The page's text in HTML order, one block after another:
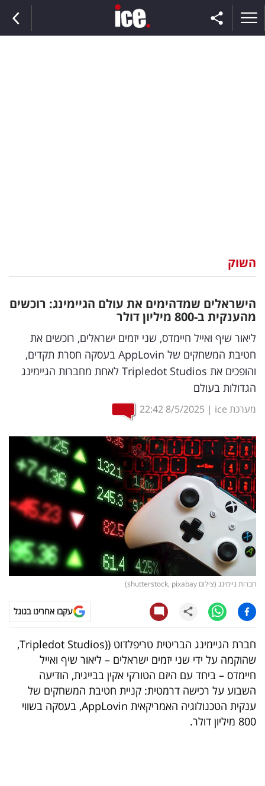
וצרכנות
דיגיטל
וטק
שיווק
ופרסום
משפט
מדדים
ומחקרים
דעות
רכילות
עסקית
קריפטו
ויראלי
טלוויזיה
עסקי
ספורט
קריירה
ולימודים
השוק
הישראלים שמדהימים את עולם הגיימינג: רוכשים
מהענקית ב-800 מיליון דולר
ליאור שיף ואייל חיימדס, שני יזמים ישראלים, רוכשים את
חטיבת המשחקים של AppLovin בעסקה חסרת תקדים,
והופכים את Tripledot Studios לאחת מחברות הגיימינג
הגדולות בעולם
מערכת ice |
8/5/2025
22:42
חברות גיימינג (צילום shutterstock, pixabay)
עקבו אחרינו בגוגל
חברת הגיימינג הבריטית טריפלדוט ((Tripledot Studios,
שהוקמה על ידי שני יזמים ישראלים – ליאור שיף ואייל
חיימדס – ביחד עם היזם הטורקי אקין בבייגית, הודיעה
השבוע על רכישה דרמטית: קניית חטיבת המשחקים של
ענקית הטכנולוגיה האמריקאית AppLovin, בעסקה בשווי
800 מיליון דולר.